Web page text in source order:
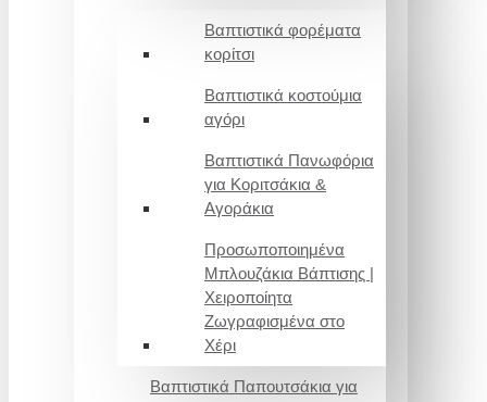
Βαπτιστικά φορέματα
κορίτσι
Βαπτιστικά κοστούμια
αγόρι
Βαπτιστικά Πανωφόρια
για Κοριτσάκια &
Αγοράκια
Προσωποποιημένα
Μπλουζάκια Βάπτισης |
Χειροποίητα
Ζωγραφισμένα στο
Χέρι
Βαπτιστικά Παπουτσάκια για